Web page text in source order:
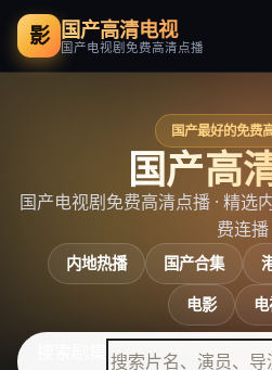
影 国产高清电视
国产电视剧免费高清点播
国产最好的免费
国产高
国产电视剧免费高清点播 · 精选
费连播
内地热播 国产合集
电影